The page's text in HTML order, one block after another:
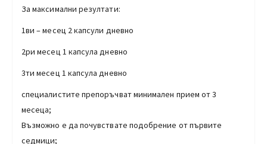
За максимални резултати:
1ви – месец 2 капсули дневно
2ри месец 1 капсула дневно
3ти месец 1 капсула дневно
специалистите препоръчват минимален прием от 3
месеца;
Възможно е да почувствате подобрение от първите
седмици;